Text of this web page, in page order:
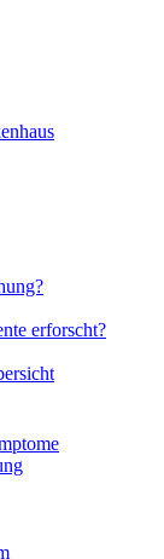
erforscht?